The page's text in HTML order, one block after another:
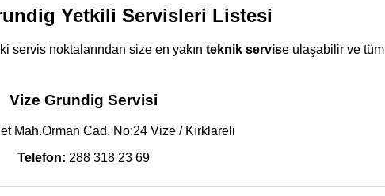
Yetkili Servisleri Listesi
servis noktalarından size en yakın teknik servise ulaşabilir ve tüm
Vize Grundig Servisi
Mah.Orman Cad. No:24 Vize / Kırklareli
Telefon: 288 318 23 69